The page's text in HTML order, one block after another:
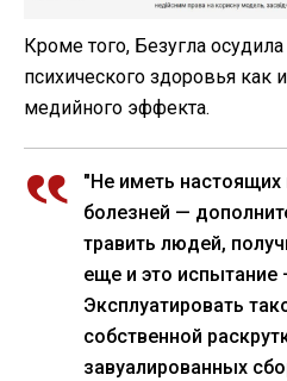
Кроме того, Безугла
психического здоровья как
медийного эффекта.
"Не иметь настоящих
болезней —
травить людей,
еще и это испытание
Эксплуатировать
собственной
завуалированных